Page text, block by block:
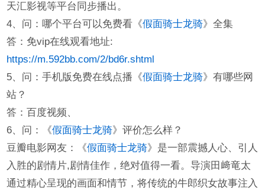
天汇影视等平台同步播出。
4、问：哪个平台可以免费看《假面骑士龙骑》全集
答：免vip在线观看地址:
https://m.592bb.com/2/bd6r.shtml
5、问：手机版免费在线点播《假面骑士龙骑》有哪些网
站？
答：百度视频、
6、问：《假面骑士龙骑》评价怎么样？
豆瓣电影网友：《假面骑士龙骑》是一部震撼人心、引人
入胜的剧情片,剧情佳作，绝对值得一看。导演田﨑竜太
通过精心呈现的画面和情节，将传统的牛郎织女故事注入